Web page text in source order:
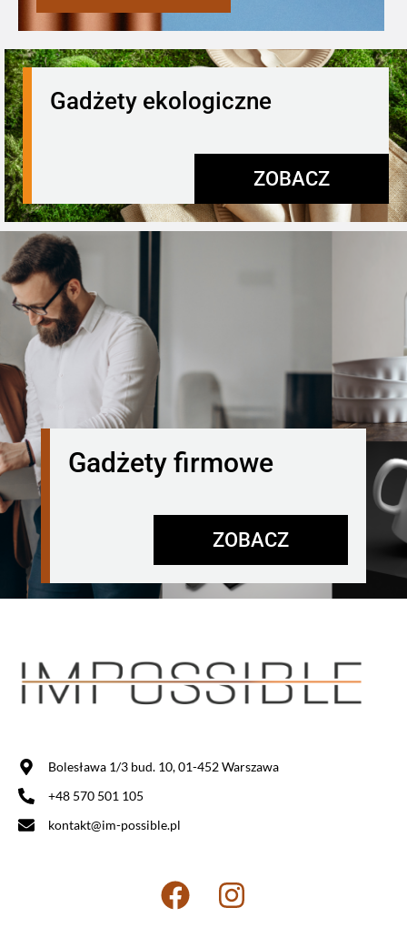
Gadżety ekologiczne
ZOBACZ
Gadżety firmowe
ZOBACZ
Bolesława 1/3 bud. 10, 01-452 Warszawa
+48 570 501 105
kontakt@im-possible.pl